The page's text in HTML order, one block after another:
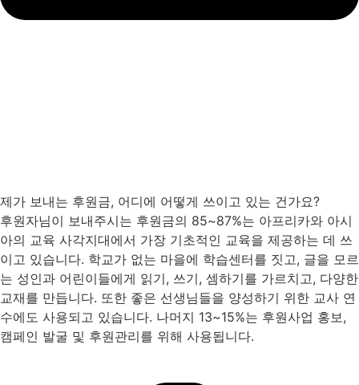
제가 보내는 후원금, 어디에 어떻게 쓰이고 있는 건가요?
후원자님이 보내주시는 후원금의 85~87%는 아프리카와 아시
아의 교육 사각지대에서 가장 기초적인 교육을 제공하는 데 쓰
이고 있습니다. 학교가 없는 마을에 학습센터를 짓고, 글을 모르
는 성인과 어린이들에게 읽기, 쓰기, 셈하기를 가르치고, 다양한
교재를 만듭니다. 또한 좋은 선생님들을 양성하기 위한 교사 연
수에도 사용되고 있습니다. 나머지 13~15%는 후원사업 홍보,
캠페인 발굴 및 후원관리를 위해 사용됩니다.